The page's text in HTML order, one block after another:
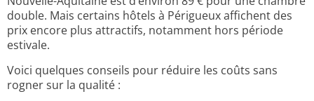
double. Mais certains hôtels à Périgueux affichent des
prix encore plus attractifs, notamment hors période
estivale.
Voici quelques conseils pour réduire les coûts sans
rogner sur la qualité :